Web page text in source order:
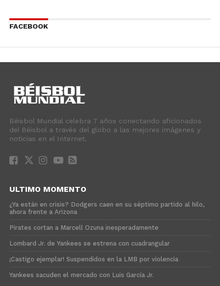
FACEBOOK
Béisbol Mundial celebra 7 años conectando aficionados
del Béisbol a través del globo a las mejores imágenes y
noticias en el Internet.
ULTIMO MOMENTO
¿Ya están en crisis? Dodgers caen en su séptimo partido al hilo,
ahora frente a Arizona
Pirates cortan a Marcell Ozuna inesperadamente
Lombard Jr. de Yankees se estrena con cuadrangular
¡Castigo ejemplar! Suspendidos en la LMB por violencia
Yankees sacuden el mercado con Luis García Jr.